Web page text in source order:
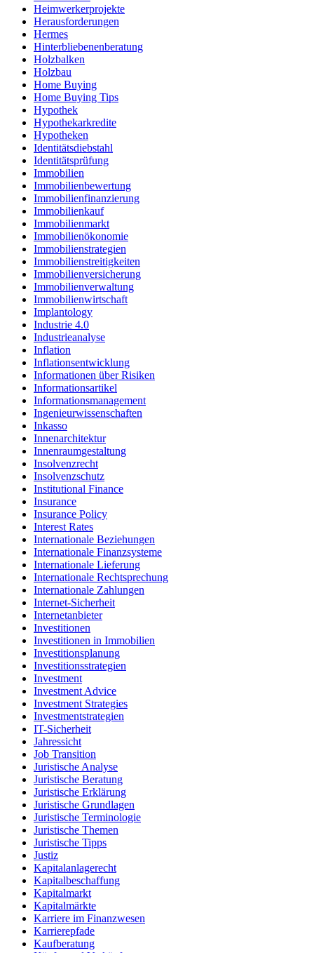
Heimwerkerprojekte
Herausforderungen
Hermes
Hinterbliebenenberatung
Holzbalken
Holzbau
Home Buying
Home Buying Tips
Hypothek
Hypothekarkredite
Hypotheken
Identitätsdiebstahl
Identitätsprüfung
Immobilien
Immobilienbewertung
Immobilienfinanzierung
Immobilienkauf
Immobilienmarkt
Immobilienökonomie
Immobilienstrategien
Immobilienstreitigkeiten
Immobilienversicherung
Immobilienverwaltung
Immobilienwirtschaft
Implantology
Industrie 4.0
Industrieanalyse
Inflation
Inflationsentwicklung
Informationen über Risiken
Informationsartikel
Informationsmanagement
Ingenieurwissenschaften
Inkasso
Innenarchitektur
Innenraumgestaltung
Insolvenzrecht
Insolvenzschutz
Institutional Finance
Insurance
Insurance Policy
Interest Rates
Internationale Beziehungen
Internationale Finanzsysteme
Internationale Lieferung
Internationale Rechtsprechung
Internationale Zahlungen
Internet-Sicherheit
Internetanbieter
Investitionen
Investitionen in Immobilien
Investitionsplanung
Investitionsstrategien
Investment
Investment Advice
Investment Strategies
Investmentstrategien
IT-Sicherheit
Jahressicht
Job Transition
Juristische Analyse
Juristische Beratung
Juristische Erklärung
Juristische Grundlagen
Juristische Terminologie
Juristische Themen
Juristische Tipps
Justiz
Kapitalanlagerecht
Kapitalbeschaffung
Kapitalmarkt
Kapitalmärkte
Karriere im Finanzwesen
Karrierepfade
Kaufberatung